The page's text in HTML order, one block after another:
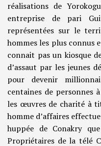
réalisations de
entreprise de pari
représentées sur le
hommes les plus connus
connait pas un kiosque
d’assaut par les jeunes
pour devenir
centaines de personnes
les œuvres de charité à
homme d’affaires
huppée de Conakry
Propriétaires de la télé